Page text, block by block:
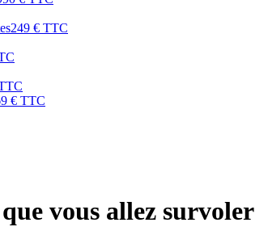
249 € TTC
€ TTC
vous allez survoler